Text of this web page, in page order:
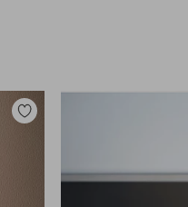
Lisää